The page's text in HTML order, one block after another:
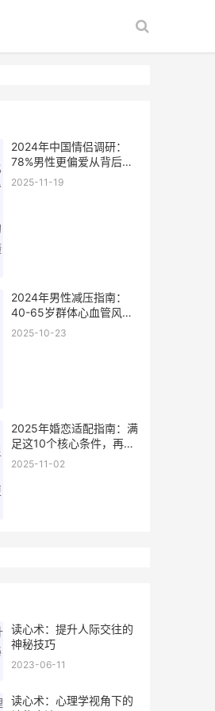
2024年中国情侣调研：
78%男性更偏爱从背后拥
抱伴侣？5个藏在本能里
2025-11-19
2024年男性减压指南：
40-65岁群体心血管风险
超女性3倍，别让“硬扛”拖
2025-10-23
2025年婚恋适配指南：满
足这10个核心条件，再谈
结婚更稳妥
2025-11-02
读心术：提升人际交往的
神秘技巧
2023-06-11
读心术：心理学视角下的